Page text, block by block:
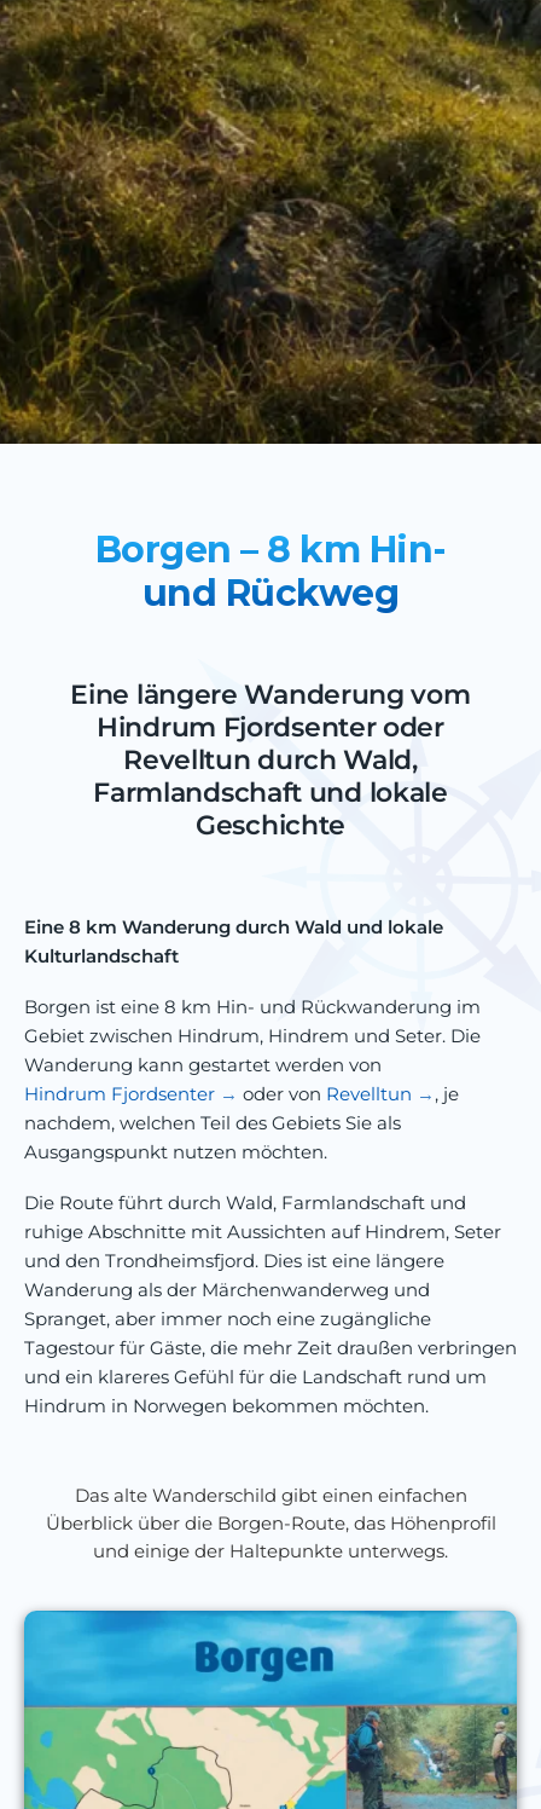
Borgen – 8 km Hin-
und Rückweg
Eine längere Wanderung vom
Hindrum Fjordsenter oder
Revelltun durch Wald,
Farmlandschaft und lokale
Geschichte
Eine 8 km Wanderung durch Wald und lokale
Kulturlandschaft
Borgen ist eine 8 km Hin- und Rückwanderung im
Gebiet zwischen Hindrum, Hindrem und Seter. Die
Wanderung kann gestartet werden von
Hindrum Fjordsenter
oder von Revelltun
, je
nachdem, welchen Teil des Gebiets Sie als
Ausgangspunkt nutzen möchten.
Die Route führt durch Wald, Farmlandschaft und
ruhige Abschnitte mit Aussichten auf Hindrem, Seter
und den Trondheimsfjord. Dies ist eine längere
Wanderung als der Märchenwanderweg und
Spranget, aber immer noch eine zugängliche
Tagestour für Gäste, die mehr Zeit draußen verbringen
und ein klareres Gefühl für die Landschaft rund um
Hindrum in Norwegen bekommen möchten.
Das alte Wanderschild gibt einen einfachen
Überblick über die Borgen-Route, das Höhenprofil
und einige der Haltepunkte unterwegs.